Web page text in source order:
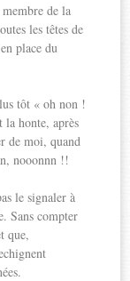
de la
les têtes de
place du
tôt « oh non !
la honte, après
de moi, quand
nooonnn !!
le signaler à
Sans compter
que,